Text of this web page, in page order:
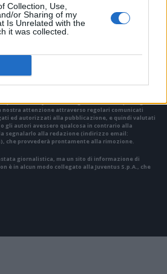
Collection, Use,
or Sharing of my
Is Unrelated with the
it was collected.
VERSIONE CLASSICA
presenti su "Juventus Magazine" sono in parte giunti
attenzione attraverso regolari comunicati
ed autorizzati alla pubblicazione, e quindi valutati
gli autori avessero qualcosa in contrario alla
segnalarlo alla redazione (indirizzo email:
), che provvederà prontamente alla rimozione.
giornalistica, ma un sito di informazione di
è in alcun modo collegato alla Juventus S.p.A., che